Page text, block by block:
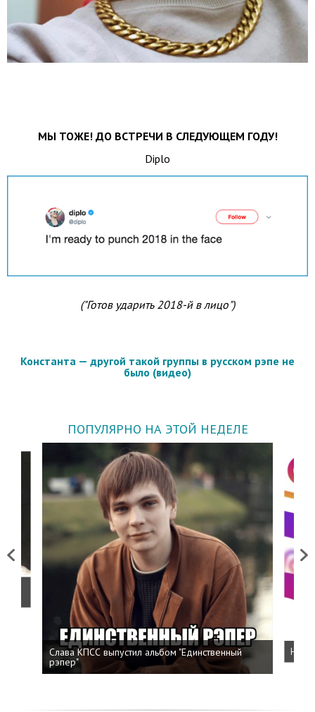
МЫ ТОЖЕ! ДО ВСТРЕЧИ В СЛЕДУЮЩЕМ ГОДУ!
Diplo
("Готов ударить 2018-й в лицо")
Константа — другой такой группы в русском рэпе не
было (видео)
ПОПУЛЯРНО НА ЭТОЙ НЕДЕЛЕ
Previous
Слава КПСС выпустил альбом "Единственный
рэпер"
Next